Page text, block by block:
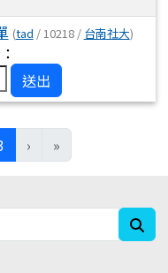
(tad / 10218 / 台南社大)
送出
(current)
› »